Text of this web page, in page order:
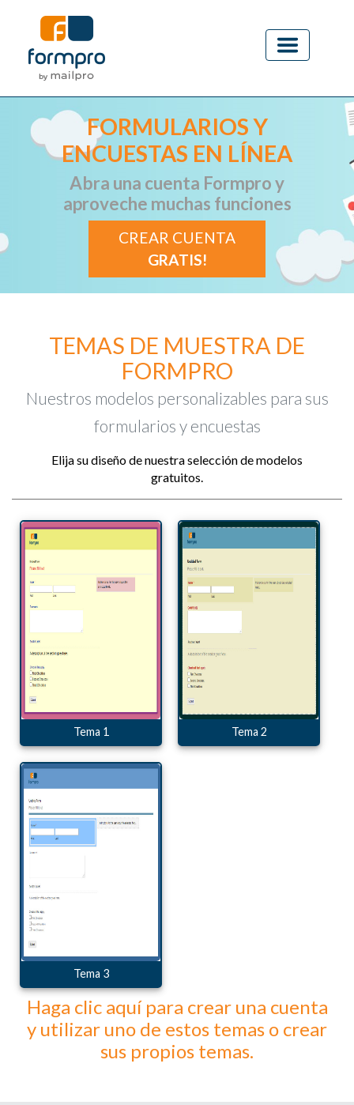
FORMULARIOS Y
ENCUESTAS EN LÍNEA
Abra una cuenta Formpro y
aproveche muchas funciones
CREAR CUENTA
GRATIS!
TEMAS DE MUESTRA DE
FORMPRO
Nuestros modelos personalizables para sus
formularios y encuestas
Elija su diseño de nuestra selección de modelos
gratuitos.
Tema 1 Tema 2
Tema 3
Haga clic aquí para crear una cuenta
y utilizar uno de estos temas o crear
sus propios temas.